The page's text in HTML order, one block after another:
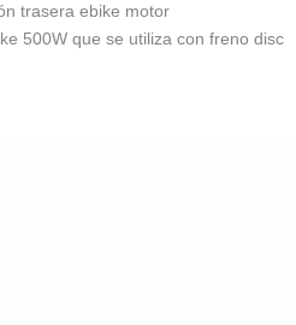
trasera ebike motor
500W que se utiliza con freno disc